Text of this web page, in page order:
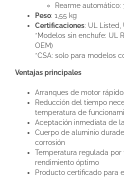
Rearme automático:
Peso: 1,55 kg
Certificaciones: UL Listed,
*Modelos sin enchufe: UL
OEM)
*CSA: solo para modelos
Ventajas principales
Arranques de motor
Reducción del tiempo
temperatura de
Aceptación inmediata de
Cuerpo de aluminio
corrosión
Temperatura regulada
rendimiento óptimo
Producto certificado para